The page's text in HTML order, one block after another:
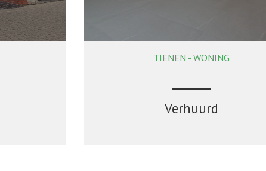
90 m² 2
TIENEN - WONING
Verhuurd